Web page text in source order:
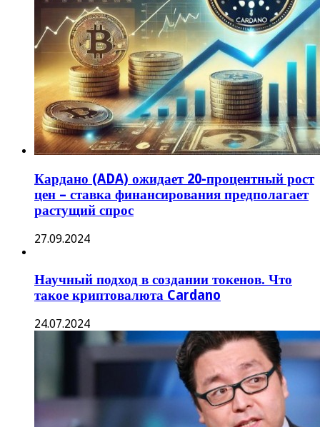
Кардано (ADA) ожидает 20-процентный рост
цен – ставка финансирования предполагает
растущий спрос
27.09.2024
Научный подход в создании токенов. Что
такое криптовалюта Cardano
24.07.2024